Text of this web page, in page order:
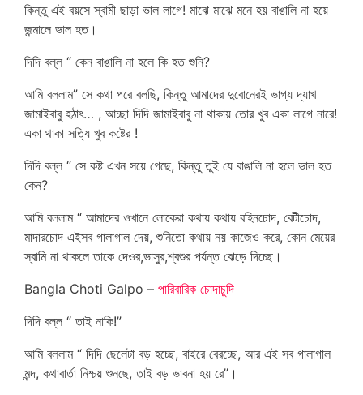
কিন্তু এই বয়সে স্বামী ছাড়া ভাল লাগে! মাঝে মাঝে মনে হয় বাঙালি না হয়ে
জন্মালে ভাল হত।
দিদি বল্ল “ কেন বাঙালি না হলে কি হত শুনি?
আমি বললাম” সে কথা পরে বলছি, কিন্তু আমাদের দুবোনেরই ভাগ্য দ্যাখ
জামাইবাবু হঠাৎ… , আচ্ছা দিদি জামাইবাবু না থাকায় তোর খুব একা লাগে নারে!
একা থাকা সত্যি খুব কষ্টের !
দিদি বল্ল “ সে কষ্ট এখন সয়ে গেছে, কিন্তু তুই যে বাঙালি না হলে ভাল হত
কেন?
আমি বললাম “ আমাদের ওখানে লোকেরা কথায় কথায় বহিনচোদ, বেটীচোদ,
মাদারচোদ এইসব গালাগাল দেয়, শুনিতো কথায় নয় কাজেও করে, কোন মেয়ের
স্বামি না থাকলে তাকে দেওর,ভাসুর,শ্বশুর পর্যন্ত ঝেড়ে দিচ্ছে।
Bangla Choti Galpo – পারিবারিক চোদাচুদি
দিদি বল্ল “ তাই নাকি!”
আমি বললাম “ দিদি ছেলেটা বড় হচ্ছে, বাইরে বেরচ্ছে, আর এই সব গালাগাল
মন্দ, কথাবার্তা নিশ্চয় শুনছে, তাই বড় ভাবনা হয় রে”।